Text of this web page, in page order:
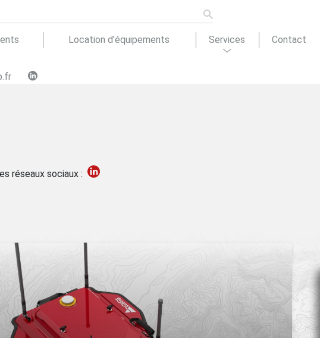
Actualités
financement
Location d’équipements Services Contact
réseaux sociaux :